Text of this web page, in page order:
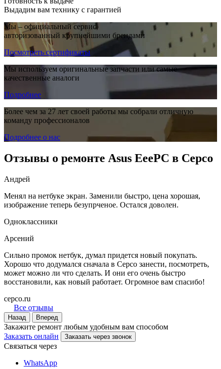
Выдадим вам технику с гарантией
Мы – официальный сервис,
авторизованный крупнейшими брендами
Посмотреть сертификаты
Мы используем оригинальные запчасти или самые
качественные аналоги
Подробнее
Более чем за 27 лет своей работы мы собрали отличную
команду профессионалов
Подробнее о нас
Отзывы о ремонте Asus EeePC в Серсо
Андрей
Менял на нетбуке экран. Заменили быстро, цена хорошая,
изображение теперь безупрченое. Остался доволен.
Одноклассники
Арсений
Сильно промок нетбук, думал придется новый покупать.
Хорошо что додумался сначала в Серсо занести, посмотреть,
может можно ли что сделать. И они его очень быстро
восстановили, как новый работает. Огромное вам спасибо!
серсо.ru
Все отзывы
Назад Вперед
Закажите ремонт любым удобным вам способом
Заказать онлайн
Заказать через звонок
Связаться через
WhatsApp